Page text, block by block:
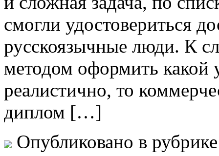
смогли удостовериться
русскоязычные люди. К
методом оформить какой
реалистично, то
диплом […]
Опубликовано в